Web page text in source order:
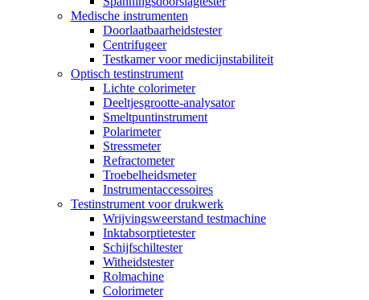
Medische instrumenten
Doorlaatbaarheidstester
Centrifugeer
Testkamer voor medicijnstabiliteit
Optisch testinstrument
Lichte colorimeter
Deeltjesgrootte-analysator
Smeltpuntinstrument
Polarimeter
Stressmeter
Refractometer
Troebelheidsmeter
Instrumentaccessoires
Testinstrument voor drukwerk
Wrijvingsweerstand testmachine
Inktabsorptietester
Schijfschiltester
Witheidstester
Rolmachine
Colorimeter